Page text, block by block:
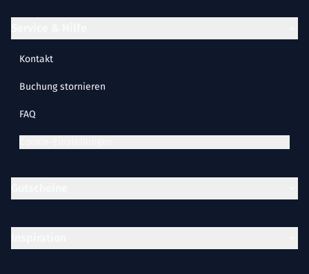
Kontakt
Buchung stornieren
FAQ